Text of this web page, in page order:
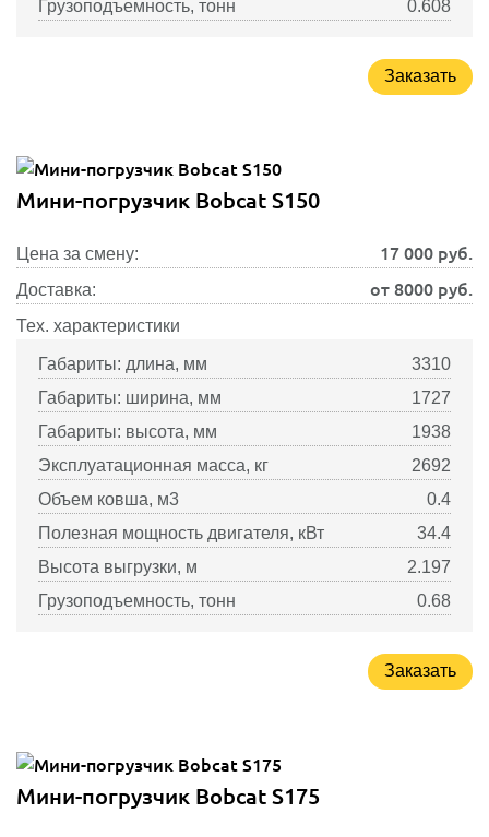
Грузоподъемность, тонн 0.608
Заказать
Мини-погрузчик Bobcat S150
Цена за смену: 17 000 руб.
Доставка: от 8000 руб.
Тех. характеристики
Габариты: длина, мм
3310
Габариты: ширина, мм
1727
Габариты: высота, мм
1938
Эксплуатационная масса, кг
2692
Объем ковша, м3
0.4
Полезная мощность двигателя, кВт
34.4
Высота выгрузки, м
2.197
Грузоподъемность, тонн
0.68
Заказать
Мини-погрузчик Bobcat S175